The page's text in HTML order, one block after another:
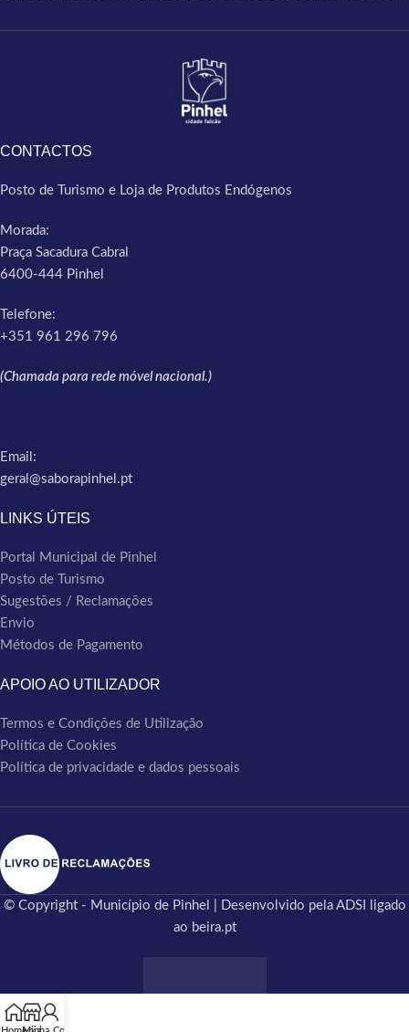
CONTACTOS
Posto de Turismo e Loja de Produtos Endógenos
Morada:
Praça Sacadura Cabral
6400-444 Pinhel
Telefone:
+351 961 296 796
(Chamada para rede móvel nacional.)
Email:
geral@saborapinhel.pt
LINKS ÚTEIS
Portal Municipal de Pinhel
Posto de Turismo
Sugestões / Reclamações
Envio
Métodos de Pagamento
APOIO AO UTILIZADOR
Termos e Condições de Utilização
Política de Cookies
Política de privacidade e dados pessoais
© Copyright - Município de Pinhel | Desenvolvido pela ADSI ligado
ao beira.pt